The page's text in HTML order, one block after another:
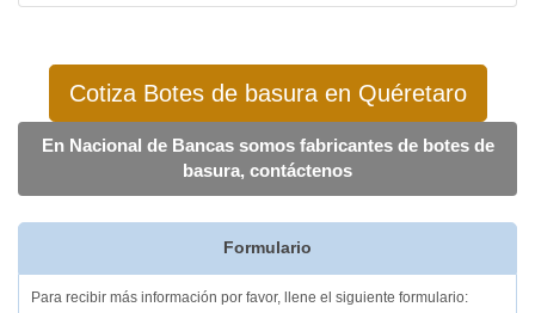
Cotiza Botes de basura en Quéretaro
En Nacional de Bancas somos fabricantes de botes de
basura, contáctenos
Formulario
Para recibir más información por favor, llene el siguiente formulario: